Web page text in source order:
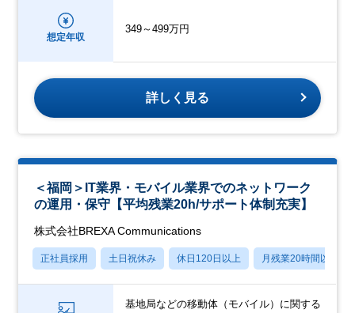
想定年収
349～499万円
詳しく見る
＜福岡＞IT業界・モバイル業界でのネットワーク
の運用・保守【平均残業20h/サポート体制充実】
株式会社BREXA Communications
正社員採用 土日祝休み 休日120日以上 月残業20時間以内
基地局などの移動体（モバイル）に関する